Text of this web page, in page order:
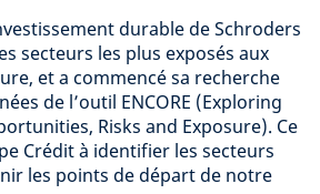
durable de Schroders
secteurs les plus exposés aux
et a commencé sa recherche
de l’outil ENCORE (Exploring
Risks and Exposure). Ce
Crédit à identifier les secteurs
les points de départ de notre